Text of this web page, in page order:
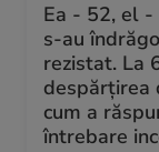
Ea - 52, el -
s-au
rezistat. La
despărțirea
cum a
întrebare